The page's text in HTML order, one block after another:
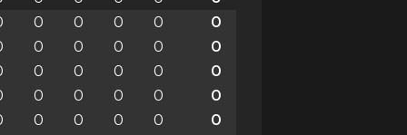
0 0 0 0
0
0 0 0 0
0
0 0 0 0
0
0 0 0 0
0
0 0 0 0 0